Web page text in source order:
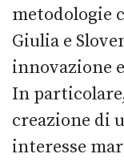
metodologie
Giulia e
innovazione
In
creazione di
interesse